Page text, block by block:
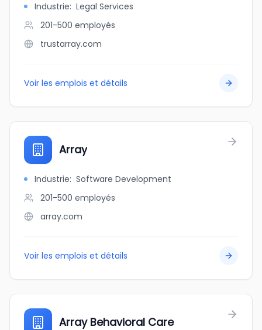
Industrie: Legal Services
201-500 employés
trustarray.com
Voir les emplois et détails
Array
Industrie: Software Development
201-500 employés
array.com
Voir les emplois et détails
Array Behavioral Care